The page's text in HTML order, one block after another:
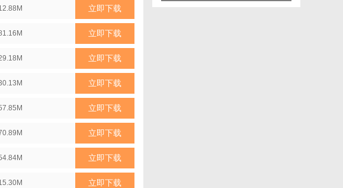
观和名字。
互动。
立即下载
立即下载
立即下载
立即下载
立即下载
立即下载
立即下载
立即下载